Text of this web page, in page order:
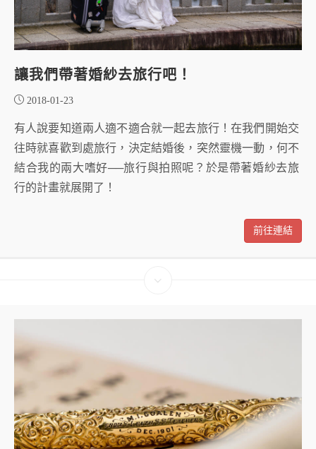
讓我們帶著婚紗去旅行吧！
2018-01-23
有人說要知道兩人適不適合就一起去旅行！在我們開始交
往時就喜歡到處旅行，決定結婚後，突然靈機一動，何不
結合我的兩大嗜好──旅行與拍照呢？於是帶著婚紗去旅
行的計畫就展開了！
前往連結